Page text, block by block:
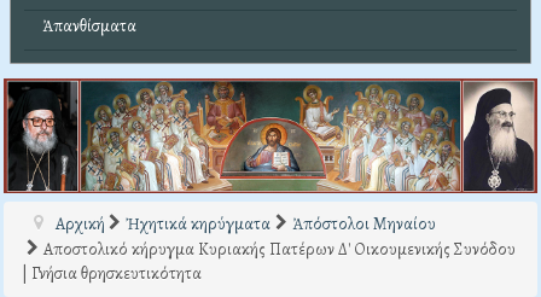
Ἀπανθίσματα
Αρχική Ἠχητικά κηρύγματα
Ἀπόστολοι Μηναίου
Αποστολικό κήρυγμα Κυριακής Πατέρων Δ' Οικουμενικής Συνόδου
| Γνήσια θρησκευτικότητα